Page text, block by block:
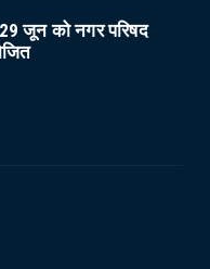
जून को नगर परिषद